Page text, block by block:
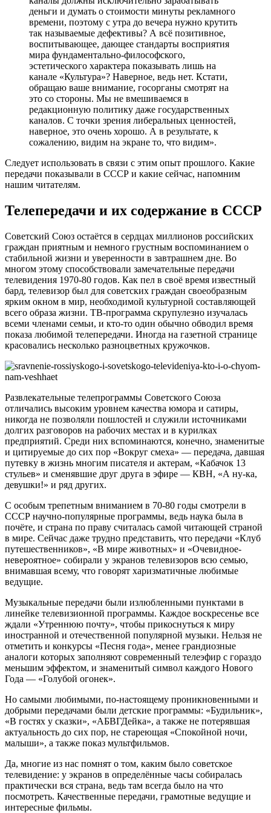
деньги и думать о стоимости минуты рекламного
времени, поэтому с утра до вечера нужно крутить
так называемые дефективы? А всё позитивное,
воспитывающее, дающее стандарты восприятия
мира фундаментально-философского,
эстетического характера показывать лишь на
канале «Культура»? Наверное, ведь нет. Кстати,
обращаю ваше внимание, госорганы смотрят на
это со стороны. Мы не вмешиваемся в
редакционную политику даже государственных
каналов. С точки зрения либеральных ценностей,
наверное, это очень хорошо. А в результате, к
сожалению, видим на экране то, что видим».
Следует использовать в связи с этим опыт прошлого. Какие
передачи показывали в СССР и какие сейчас, напомним
нашим читателям.
Телепередачи и их содержание в СССР
Советский Союз остаётся в сердцах миллионов российских
граждан приятным и немного грустным воспоминанием о
стабильной жизни и уверенности в завтрашнем дне. Во
многом этому способствовали замечательные передачи
телевидения 1970-80 годов. Как пел в своё время известный
бард, телевизор был для советских граждан своеобразным
ярким окном в мир, необходимой культурной составляющей
всего образа жизни. ТВ-программа скрупулезно изучалась
всеми членами семьи, и кто-то один обычно обводил время
показа любимой телепередачи. Иногда на газетной странице
красовались несколько разноцветных кружочков.
Развлекательные телепрограммы Советского Союза
отличались высоким уровнем качества юмора и сатиры,
никогда не позволяли пошлостей и служили источниками
долгих разговоров на рабочих местах и в курилках
предприятий. Среди них вспоминаются, конечно, знаменитые
и цитируемые до сих пор «Вокруг смеха» — передача, давшая
путевку в жизнь многим писателя и актерам, «Кабачок 13
стульев» и сменявшие друг друга в эфире — КВН, «А ну-ка,
девушки!» и ряд других.
С особым трепетным вниманием в 70-80 годы смотрели в
СССР научно-популярные программы, ведь наука была в
почёте, и страна по праву считалась самой читающей страной
в мире. Сейчас даже трудно представить, что передачи «Клуб
путешественников», «В мире животных» и «Очевидное-
невероятное» собирали у экранов телевизоров всю семью,
внимавшая всему, что говорят харизматичные любимые
ведущие.
Музыкальные передачи были излюбленными пунктами в
линейке телевизионной программы. Каждое воскресенье все
ждали «Утреннюю почту», чтобы прикоснуться к миру
иностранной и отечественной популярной музыки. Нельзя не
отметить и конкурсы «Песня года», менее грандиозные
аналоги которых заполняют современный телеэфир с гораздо
меньшим эффектом, и знаменитый символ каждого Нового
Года — «Голубой огонек».
Но самыми любимыми, по-настоящему проникновенными и
добрыми передачами были детские программы: «Будильник»,
«В гостях у сказки», «АБВГДейка», а также не потерявшая
актуальность до сих пор, не стареющая «Спокойной ночи,
малыши», а также показ мультфильмов.
Да, многие из нас помнят о том, каким было советское
телевидение: у экранов в определённые часы собиралась
практически вся страна, ведь там всегда было на что
посмотреть. Качественные передачи, грамотные ведущие и
интересные фильмы.